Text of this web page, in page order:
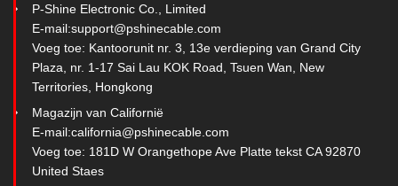
P-Shine Electronic Co., Limited
E-mail:support@pshinecable.com
Voeg toe: Kantoorunit nr. 3, 13e verdieping van Grand City
Plaza, nr. 1-17 Sai Lau KOK Road, Tsuen Wan, New
Territories, Hongkong
Magazijn van Californië
E-mail:california@pshinecable.com
Voeg toe: 181D W Orangethope Ave Platte tekst CA 92870
United Staes